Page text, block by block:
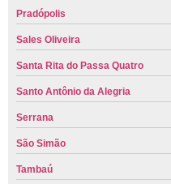
Pradópolis
Sales Oliveira
Santa Rita do Passa Quatro
Santo Antônio da Alegria
Serrana
São Simão
Tambaú